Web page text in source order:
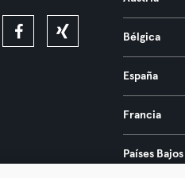
Bélgica
España
Francia
Países Bajos